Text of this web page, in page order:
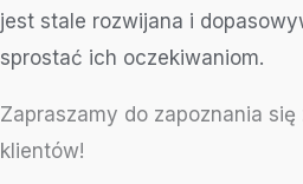
jest stale rozwijana i
sprostać ich oczekiwaniom.
Zapraszamy do zapoznania
klientów!